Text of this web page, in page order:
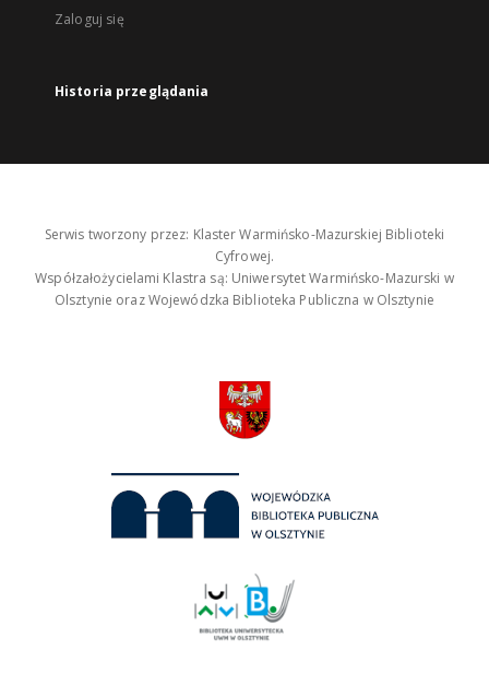
Zaloguj się
Historia przeglądania
Serwis tworzony przez: Klaster Warmińsko-Mazurskiej Biblioteki
Cyfrowej.
Współzałożycielami Klastra są: Uniwersytet Warmińsko-Mazurski w
Olsztynie oraz Wojewódzka Biblioteka Publiczna w Olsztynie